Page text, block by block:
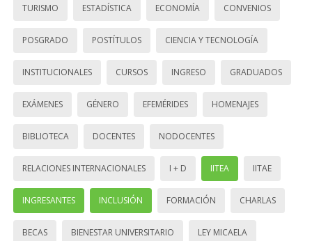
TURISMO ESTADÍSTICA ECONOMÍA CONVENIOS
POSGRADO POSTÍTULOS CIENCIA Y TECNOLOGÍA
INSTITUCIONALES CURSOS INGRESO GRADUADOS
EXÁMENES GÉNERO EFEMÉRIDES HOMENAJES
BIBLIOTECA DOCENTES NODOCENTES
RELACIONES INTERNACIONALES I + D IITEA IITAE
INGRESANTES INCLUSIÓN FORMACIÓN CHARLAS
BECAS BIENESTAR UNIVERSITARIO LEY MICAELA